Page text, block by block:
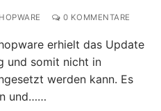
0 KOMMENTARE
erhielt das Update
und somit nicht in
werden kann. Es
und……